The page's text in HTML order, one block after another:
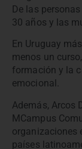
De las
30 años y las
En Uruguay
menos un
formación y la
emocional.
Además, Arcos
MCampus
organizaciones
países